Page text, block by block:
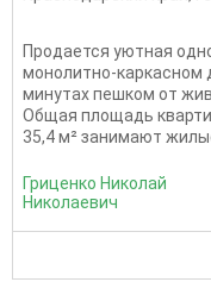
Продается уютная
монолитно-каркасном
минутах пешком от
Общая площадь
35,4 м² занимают
Гриценко Николай
Николаевич